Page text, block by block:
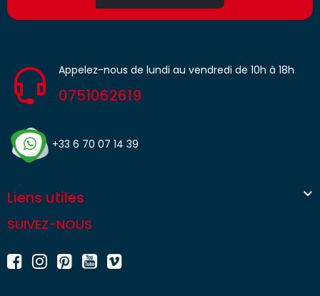
Appelez-nous de lundi au vendredi de 10h à 18h
0751062619
+33 6 70 07 14 39
Liens utiles 
SUIVEZ-NOUS